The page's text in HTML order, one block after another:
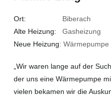
Ort: Biberach
Alte Heizung: Gasheizung
Neue Heizung: Wärmepumpe
„Wir waren lange auf der
der uns eine Wärmepumpe
vielen bekamen wir die